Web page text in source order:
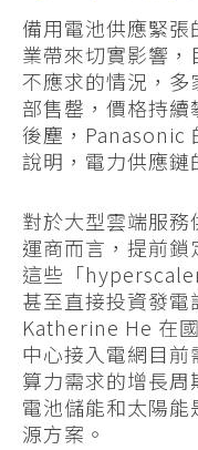
備用電池供應緊
業帶來切實影響
不應求的情況，
部售罄，價格持
後塵，Panasonic
說明，電力供應鏈
對於大型雲端服
運商而言，提前鎖
這些「
甚至直接投資發
Katherine He 在
中心接入電網目
算力需求的增長周
電池儲能和太陽
源方案。